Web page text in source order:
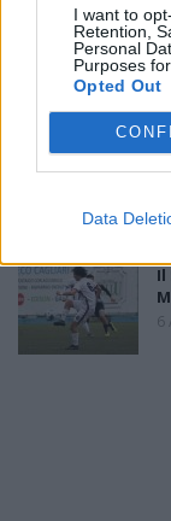
I want to
Retention,
Personal
Purposes
Opted Out
Data
Il
7
Il
6